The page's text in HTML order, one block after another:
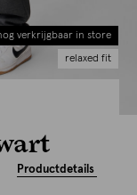
verkrijgbaar in store
relaxed fit
Productdetails